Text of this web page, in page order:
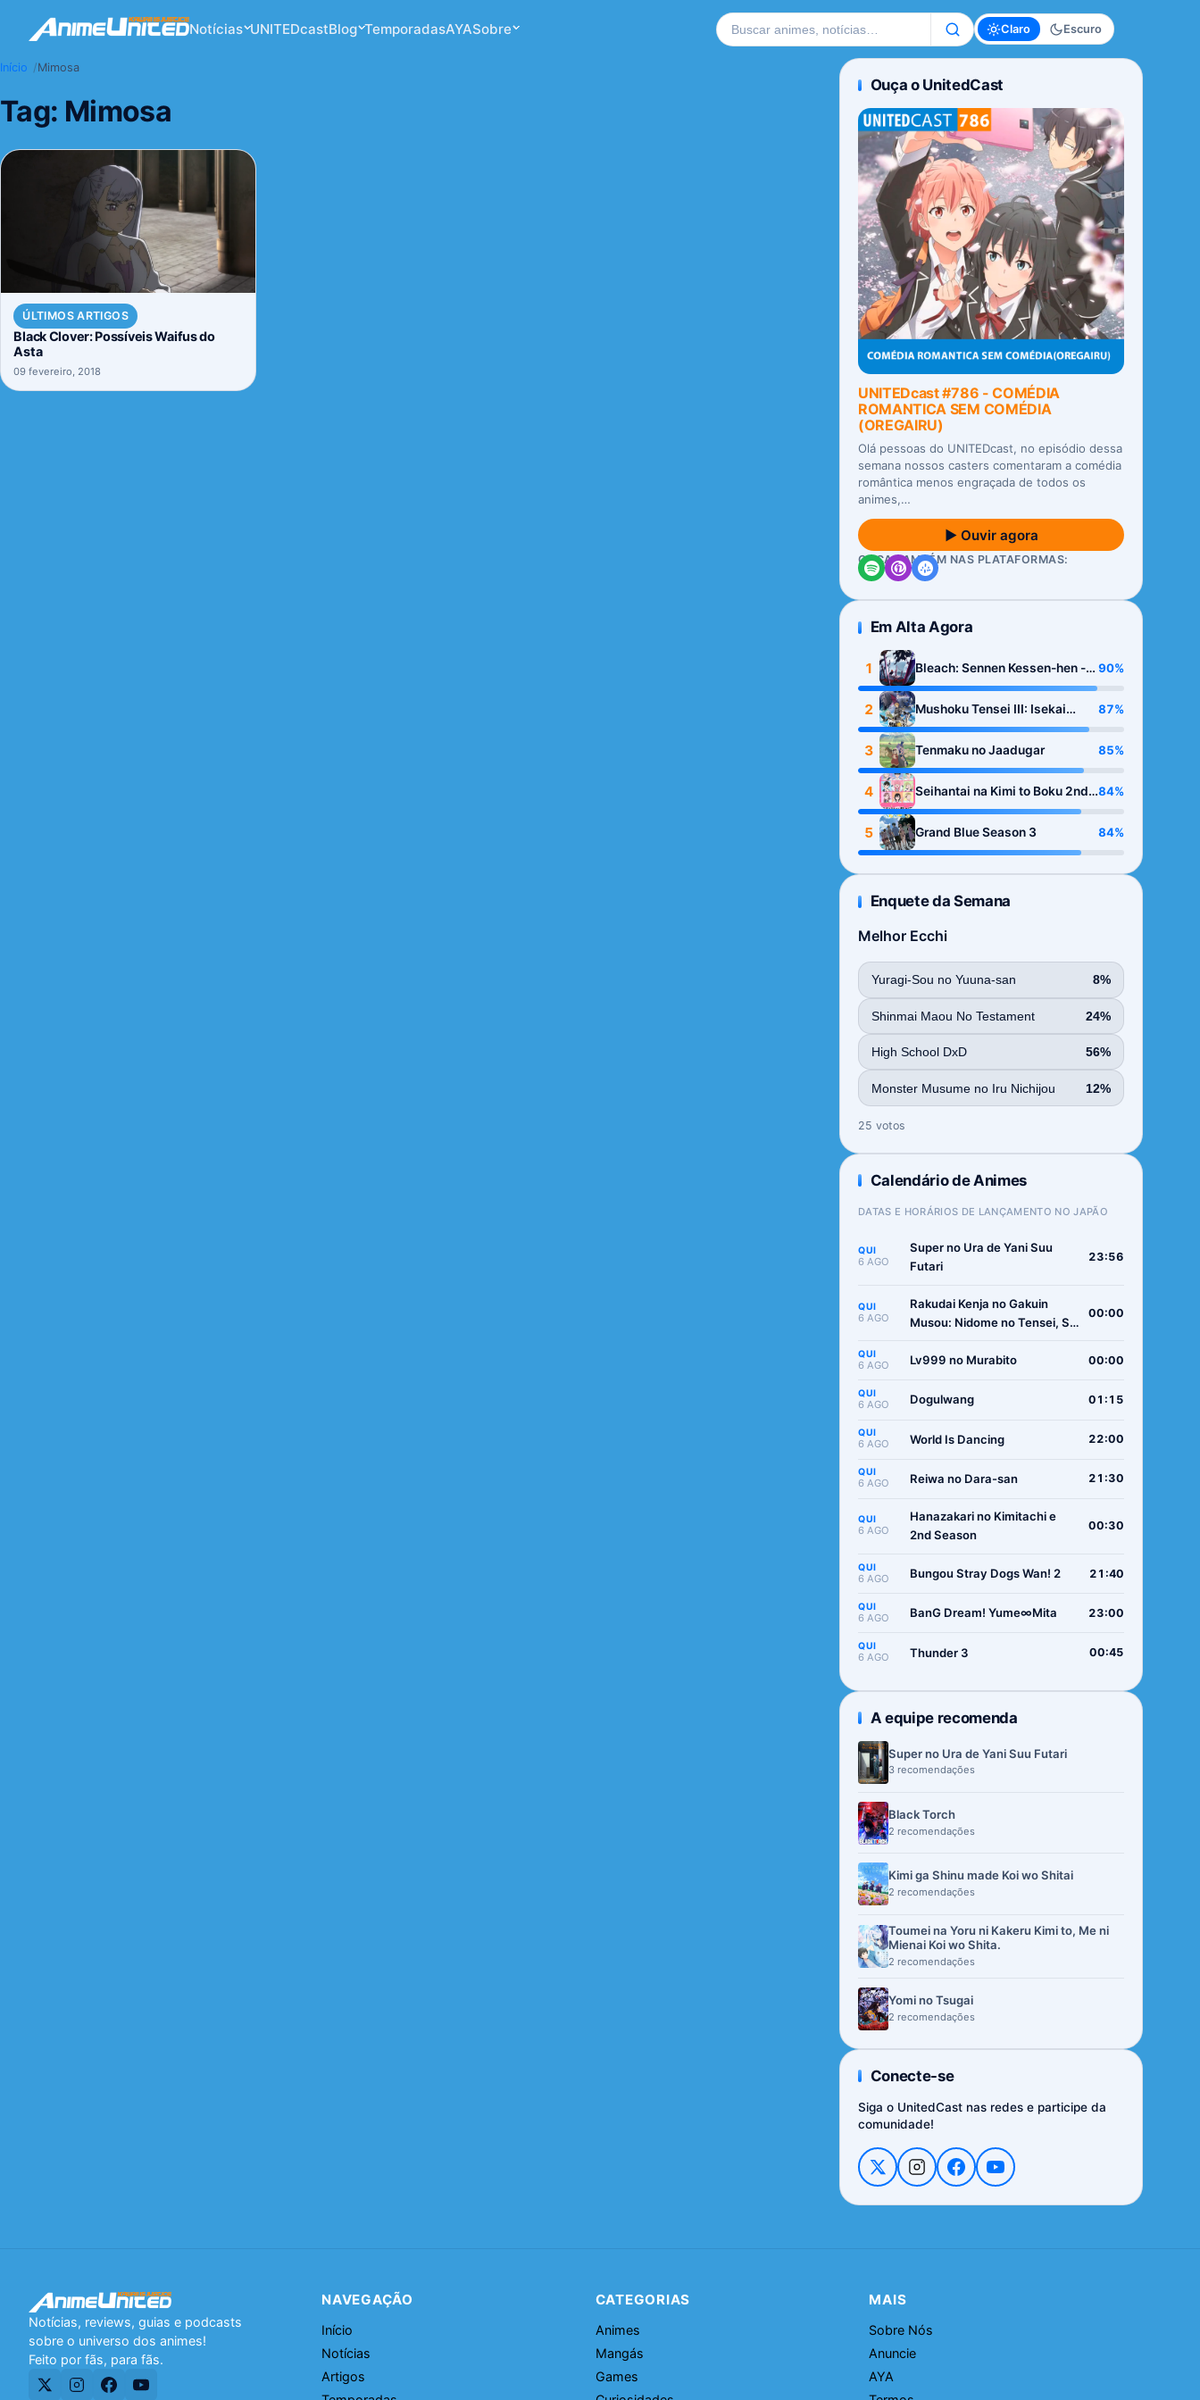
Notícias UNITEDcastBlog TemporadasAYASobre Buscar no site Claro Escuro
Início Mimosa
Tag: Mimosa
ÚLTIMOS ARTIGOS
Black Clover: Possíveis Waifus do
Asta
09 fevereiro, 2018
Ouça o UnitedCast
UNITEDcast #786 - COMÉDIA
ROMANTICA SEM COMÉDIA
(OREGAIRU)
Olá pessoas do UNITEDcast, no episódio dessa
semana nossos casters comentaram a comédia
romântica menos engraçada de todos os
animes,…
▶ Ouvir agora
OUÇA TAMBÉM NAS PLATAFORMAS:
Em Alta Agora
1
Bleach: Sennen Kessen-hen -
Kashin-tan
90%
2
Mushoku Tensei III: Isekai
Ittara Honki Dasu
87%
3 Tenmaku no Jaadugar 85%
4
Seihantai na Kimi to Boku 2nd
Season
84%
5 Grand Blue Season 3 84%
Enquete da Semana
Melhor Ecchi
Yuragi-Sou no Yuuna-san 8%
Shinmai Maou No Testament 24%
High School DxD 56%
Monster Musume no Iru Nichijou 12%
25 votos
Calendário de Animes
DATAS E HORÁRIOS DE LANÇAMENTO NO JAPÃO
QUI
6 AGO
Super no Ura de Yani Suu
Futari
23:56
QUI
6 AGO
Rakudai Kenja no Gakuin
Musou: Nidome no Tensei, S-
Boukenroku
00:00
QUI
6 AGO Lv999 no Murabito 00:00
QUI
6 AGO Dogulwang 01:15
QUI
6 AGO World Is Dancing 22:00
QUI
6 AGO Reiwa no Dara-san 21:30
QUI
6 AGO
Hanazakari no Kimitachi e
2nd Season
00:30
QUI
6 AGO Bungou Stray Dogs Wan! 2 21:40
QUI
6 AGO BanG Dream! Yume∞Mita 23:00
QUI
6 AGO Thunder 3 00:45
A equipe recomenda
Super no Ura de Yani Suu Futari
3 recomendações
Black Torch
2 recomendações
Kimi ga Shinu made Koi wo Shitai
2 recomendações
Toumei na Yoru ni Kakeru Kimi to, Me ni
Mienai Koi wo Shita.
2 recomendações
Yomi no Tsugai
2 recomendações
Conecte-se
Siga o UnitedCast nas redes e participe da
comunidade!
Notícias, reviews, guias e podcasts
sobre o universo dos animes!
Feito por fãs, para fãs.
NAVEGAÇÃO
Início
Notícias
Artigos
CATEGORIAS
Animes
Mangás
Games
MAIS
Sobre Nós
Anuncie
AYA